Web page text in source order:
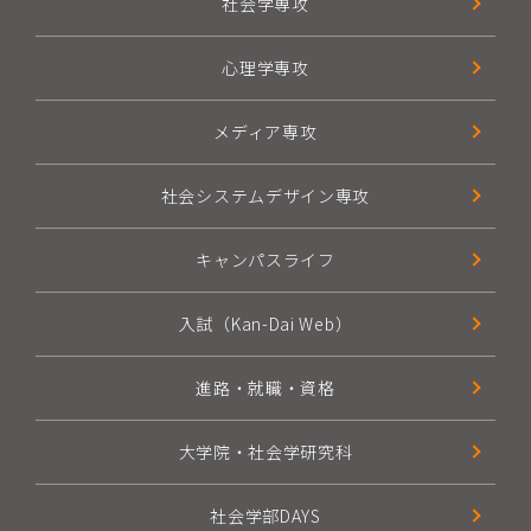
心理学専攻
メディア専攻
社会システムデザイン専攻
キャンパスライフ
入試（Kan-Dai Web）
進路・就職・資格
大学院・社会学研究科
社会学部DAYS